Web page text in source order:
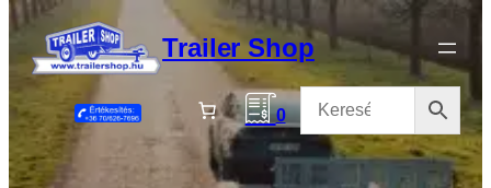
Ugrás
a
tartalomhoz
Trailer Shop
0